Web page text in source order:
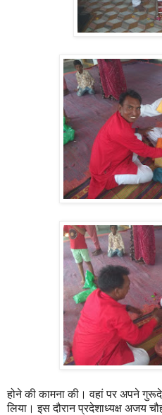
होने की कामना की। वहां पर अपने
लिया। इस दौरान प्रदेशाध्यक्ष अजय